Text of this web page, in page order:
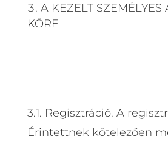
A KEZELT SZEMÉLYES
KÖRE
3.1. Regisztráció. A
Érintettnek kötelezően